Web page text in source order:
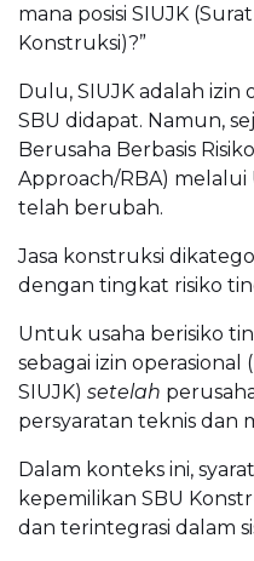
mana posisi SIUJK
Konstruksi)?”
Dulu, SIUJK adalah izin
SBU didapat. Namun,
Berusaha Berbasis
Approach/RBA) melalui
telah berubah.
Jasa konstruksi
dengan tingkat risiko
Untuk usaha berisiko
sebagai izin
SIUJK) setelah
persyaratan teknis dan
Dalam konteks ini,
kepemilikan SBU
dan terintegrasi dalam